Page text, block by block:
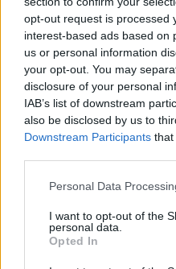
opt-out request is processed
interest-based ads based on
us or personal information
your opt-out. You may
disclosure of your personal
IAB’s list of downstream
also be disclosed by us to
Downstream Participants that
Personal Data
I want to opt-out of the
personal data.
Opted In
è un'opportunità»
24/11/2007
L'annuncio dell'ad
rompe il silenzio.
09/11/2006